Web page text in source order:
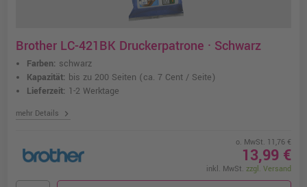
Brother LC-421BK Druckerpatrone · Schwarz
Farben: schwarz
Kapazität: bis zu 200 Seiten (ca. 7 Cent / Seite)
Lieferzeit: 1-2 Werktage
mehr Details chevron_right
o. MwSt. 11,76 €
13,99 €
inkl. MwSt. zzgl. Versand